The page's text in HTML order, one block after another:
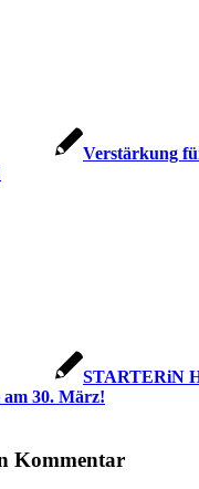
Verstärkung
STARTERiN
30. März!
Kommentar